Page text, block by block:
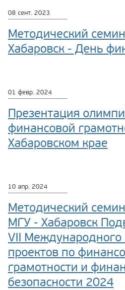
08 сент. 2023
Методический
Хабаровск - День
01 февр. 2024
Презентация
финансовой
Хабаровском крае
10 апр. 2024
Методический
МГУ - Хабаровск
VII Международного
проектов по
грамотности и
безопасности 2024